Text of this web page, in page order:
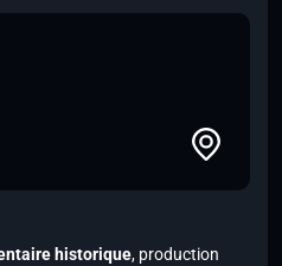
historique, production